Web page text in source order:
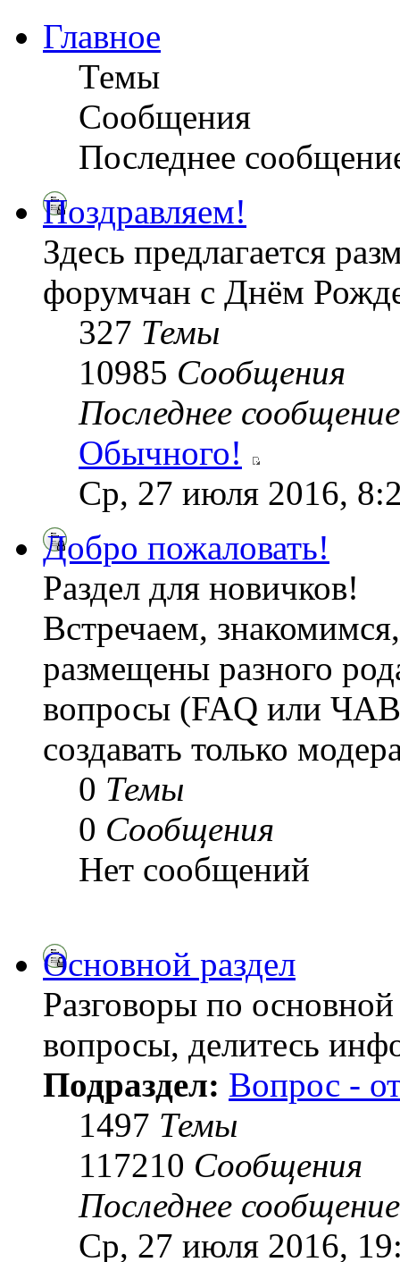
Главное
Темы
Сообщения
Последнее
Поздравляем!
Здесь предлагается
форумчан с Днём
327 Темы
10985 Сообщения
Последнее сообщение
Обычного!
Ср, 27 июля 2016,
Добро пожаловать!
Раздел для новичков!
Встречаем,
размещены разного
вопросы (FAQ или
создавать только
0 Темы
0 Сообщения
Нет сообщений
Основной раздел
Разговоры по
вопросы, делитесь
Подраздел: Вопрос -
1497 Темы
117210 Сообщения
Последнее сообщение
Ср, 27 июля 2016,